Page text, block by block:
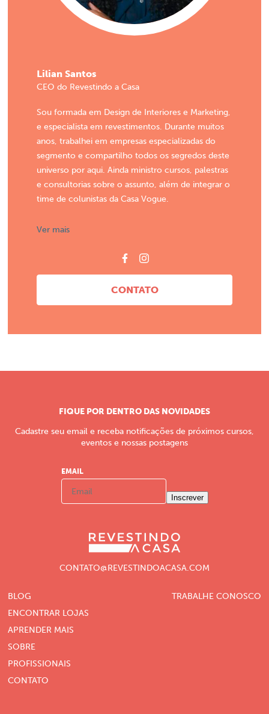
Lilian Santos
CEO do Revestindo a Casa
Sou formada em Design de Interiores e Marketing,
e especialista em revestimentos. Durante muitos
anos, trabalhei em empresas especializadas do
segmento e compartilho todos os segredos deste
universo por aqui. Ainda ministro cursos, palestras
e consultorias sobre o assunto, além de integrar o
time de colunistas da Casa Vogue.
Ver mais
CONTATO
FIQUE POR DENTRO DAS NOVIDADES
Cadastre seu email e receba notificações de próximos cursos,
eventos e nossas postagens
EMAIL
Inscrever
CONTATO@REVESTINDOACASA.COM
BLOG
ENCONTRAR LOJAS
APRENDER MAIS
SOBRE
PROFISSIONAIS
CONTATO
TRABALHE CONOSCO